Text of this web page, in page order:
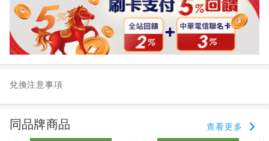
兌換注意事項
同品牌商品 查看更多